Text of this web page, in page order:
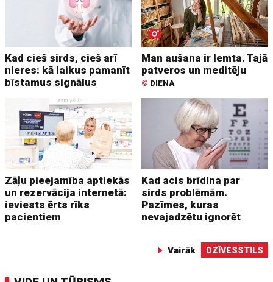
Kad cieš sirds, cieš arī
nieres: kā laikus pamanīt
bīstamus signālus
Man aušana ir lemta. Tajā
patveros un meditēju
© DIENA
Zāļu pieejamība aptiekās
un rezervācija internetā:
ieviests ērts rīks
pacientiem
Kad acis brīdina par
sirds problēmām.
Pazīmes, kuras
nevajadzētu ignorēt
Vairāk DZĪVESSTILS